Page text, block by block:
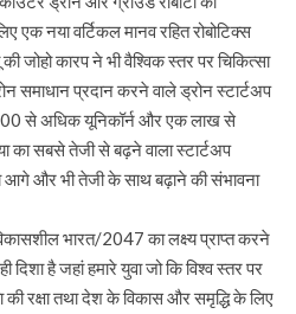
एक नया वर्टिकल मानव रहित रोबोटिक्स
जोहो कारप ने भी वैश्विक स्तर पर चिकित्सा
समाधान प्रदान करने वाले ड्रोन स्टार्टअप
से अधिक यूनिकॉर्न और एक लाख से
का सबसे तेजी से बढ़ने वाला स्टार्टअप
और भी तेजी के साथ बढ़ाने की संभावना
भारत/2047 का लक्ष्य प्राप्त करने
है जहां हमारे युवा जो कि विश्व स्तर पर
रक्षा तथा देश के विकास और समृद्धि के लिए